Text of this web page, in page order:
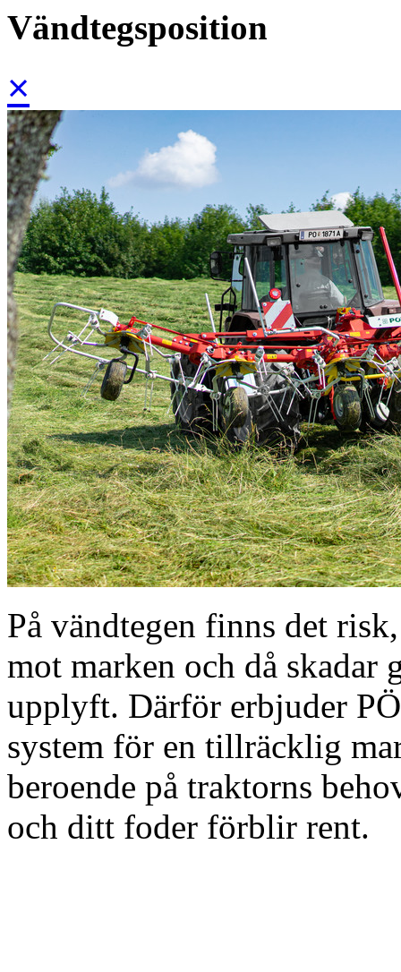
Vändtegsposition
×
På vändtegen finns det
mot marken och då skadar
upplyft. Därför erbjuder
system för en tillräcklig
beroende på traktorns
och ditt foder förblir rent.